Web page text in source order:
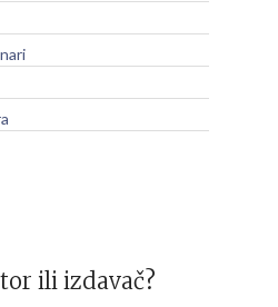
ili izdavač?